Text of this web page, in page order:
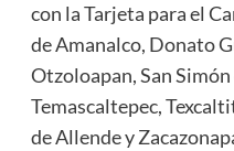
con la Tarjeta para el
de Amanalco, Donato
Otzoloapan, San
Temascaltepec,
de Allende y